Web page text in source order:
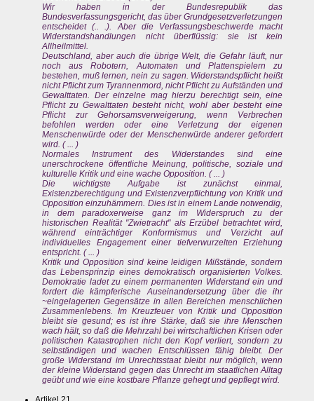
Wir haben in der Bundesrepublik das
Bundesverfassungsgericht, das über Grundgesetzverletzungen
entscheidet (.. .). Aber die Verfassungsbeschwerde macht
Widerstandshandlungen nicht überflüssig: sie ist kein
Allheilmittel.
Deutschland, aber auch die übrige Welt, die Gefahr läuft, nur
noch aus Robotern, Automaten und Plattenspielern zu
bestehen, muß lernen, nein zu sagen. Widerstandspflicht heißt
nicht Pflicht zum Tyrannenmord, nicht Pflicht zu Aufständen und
Gewalttaten. Der einzelne mag hierzu berechtigt sein, eine
Pflicht zu Gewalttaten besteht nicht, wohl aber besteht eine
Pflicht zur Gehorsamsverweigerung, wenn Verbrechen
befohlen werden oder eine Verletzung der eigenen
Menschenwürde oder der Menschenwürde anderer gefordert
wird. ( ... )
Normales Instrument des Widerstandes sind eine
unerschrockene öffentliche Meinung, politische, soziale und
kulturelle Kritik und eine wache Opposition. ( ... )
Die wichtigste Aufgabe ist zunächst einmal,
Existenzberechtigung und Existenzverpflichtung von Kritik und
Opposition einzuhämmern. Dies ist in einem Lande notwendig,
in dem paradoxerweise ganz im Widerspruch zu der
historischen Realität "Zwietracht" als Erzübel betrachtet wird,
während einträchtiger Konformismus und Verzicht auf
individuelles Engagement einer tiefverwurzelten Erziehung
entspricht. ( ... )
Kritik und Opposition sind keine leidigen Mißstände, sondern
das Lebensprinzip eines demokratisch organisierten Volkes.
Demokratie ladet zu einem permanenten Widerstand ein und
fordert die kämpferische Auseinandersetzung über die ihr
~eingelagerten Gegensätze in allen Bereichen menschlichen
Zusammenlebens. Im Kreuzfeuer von Kritik und Opposition
bleibt sie gesund; es ist ihre Stärke, daß sie ihre Menschen
wach hält, so daß die Mehrzahl bei wirtschaftlichen Krisen oder
politischen Katastrophen nicht den Kopf verliert, sondern zu
selbständigen und wachen Entschlüssen fähig bleibt. Der
große Widerstand im Unrechtsstaat bleibt nur möglich, wenn
der kleine Widerstand gegen das Unrecht im staatlichen Alltag
geübt und wie eine kostbare Pflanze gehegt und gepflegt wird.